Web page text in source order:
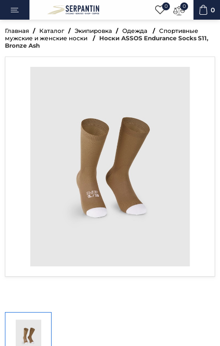
0 0 0
Главная Каталог Экипировка Одежда
Спортивные
мужские и женские носки
Носки ASSOS Endurance Socks S11,
Bronze Ash